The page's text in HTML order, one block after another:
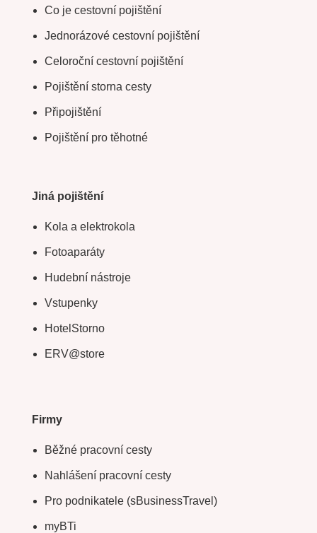
Co je cestovní pojištění
Jednorázové cestovní pojištění
Celoroční cestovní pojištění
Pojištění storna cesty
Připojištění
Pojištění pro těhotné
Jiná pojištění
Kola a elektrokola
Fotoaparáty
Hudební nástroje
Vstupenky
HotelStorno
ERV@store
Firmy
Běžné pracovní cesty
Nahlášení pracovní cesty
Pro podnikatele (sBusinessTravel)
myBTi